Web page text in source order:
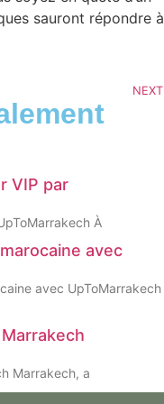
sauront répondre à
NEXT
VIP par
À
avec
avec UpToMarrakech
Marrakech, a